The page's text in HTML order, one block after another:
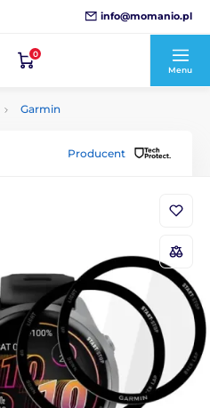
info@momanio.pl
0
Menu
Garmin
Producent